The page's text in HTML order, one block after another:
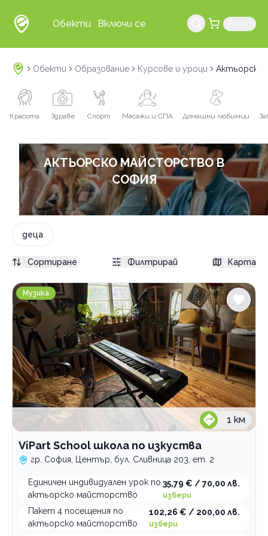
Обекти Включи се
Обекти Образование Курсове и уроци Актьорско
Красота Здраве Спорт Масажи и СПА Домашни любимци
АКТЬОРСКО МАЙСТОРСТВО В
СОФИЯ
деца
ViPart School школа по изкуства
Музика
1 км
ViPart School школа по изкуства
гр. София, Център, бул. Сливница 203, ет. 2
Единичен индивидуален урок по
актьорско майсторство
35,79 € / 70,00 лв.
избери
Пакет 4 посещения по
актьорско майсторство
102,26 € / 200,00 лв.
избери
Сортиране Филтрирай Карта
София
Център
Услуги
Курс за бариста
курс лате арт
любител
професионалист
Актьорско майсторство
деца
Индивидуално езиково обучение
пакет часове
Курс по графичен дизайн
oнлайн уроци
Курсове по програмиране
индивидуален
Уроци по английски език
индивидуален
в група
индивидуален
Уроци по биология
индивидуален
Уроци по български език за чужденци
в група
Уроци по география